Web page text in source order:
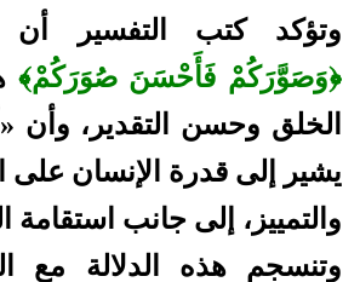
وتؤكد كتب التفسير أن
﴿وَصَوَّرَكُمْ فَأَحْسَنَ صُوَرَكُمْ﴾
الخلق وحسن التقدير، وأن
يشير إلى قدرة الإنسان على
والتمييز، إلى جانب استقامة
وتنسجم هذه الدلالة مع